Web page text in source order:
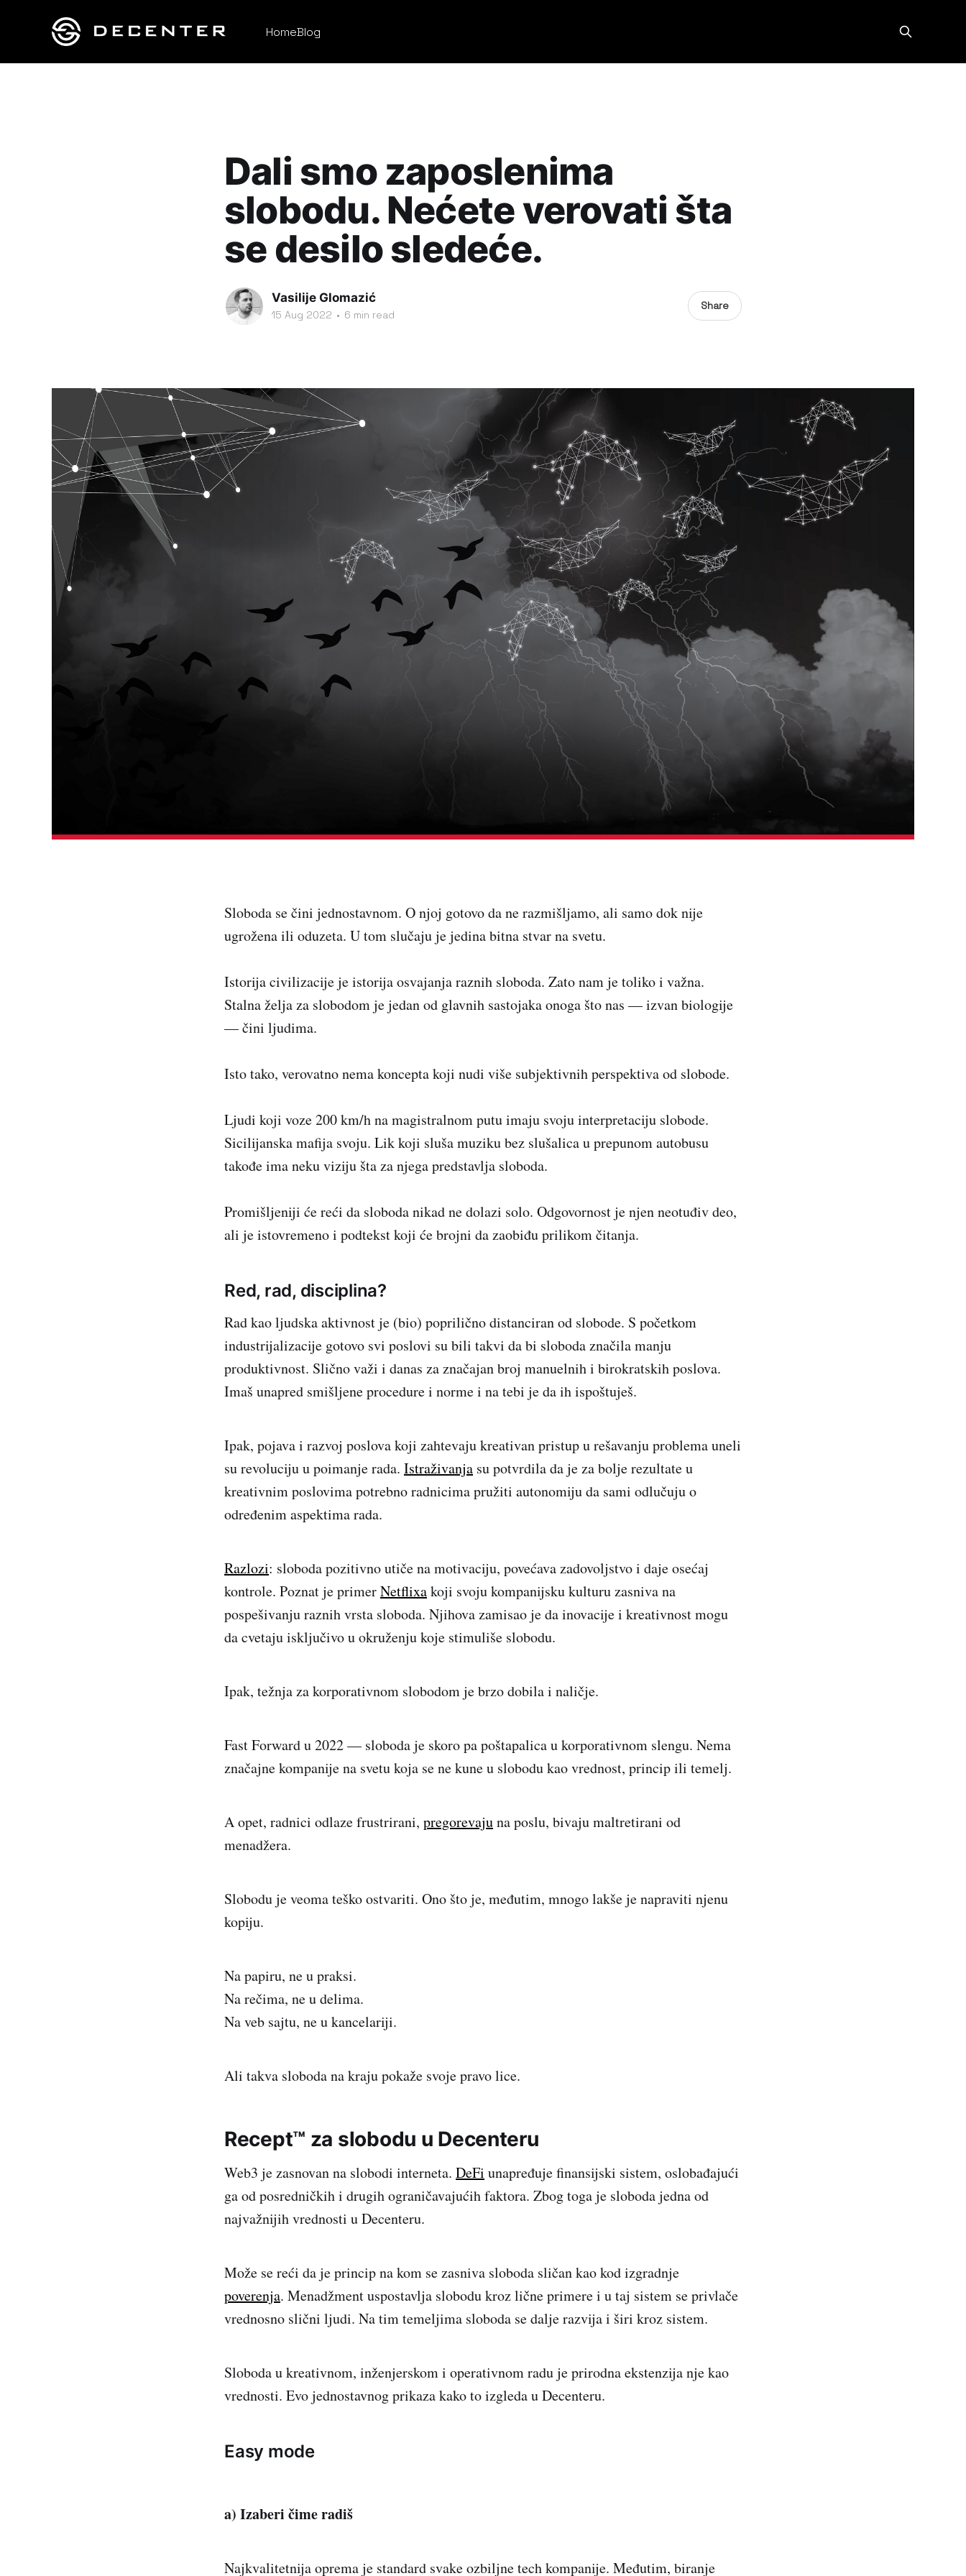
HomeBlog
Dali smo zaposlenima
slobodu. Nećete verovati šta
se desilo sledeće.
Vasilije Glomazić
15 Aug 2022 • 6 min read
Share
Sloboda se čini jednostavnom. O njoj gotovo da ne razmišljamo, ali samo dok nije
ugrožena ili oduzeta. U tom slučaju je jedina bitna stvar na svetu.
Istorija civilizacije je istorija osvajanja raznih sloboda. Zato nam je toliko i važna.
Stalna želja za slobodom je jedan od glavnih sastojaka onoga što nas — izvan biologije
— čini ljudima.
Isto tako, verovatno nema koncepta koji nudi više subjektivnih perspektiva od slobode.
Ljudi koji voze 200 km/h na magistralnom putu imaju svoju interpretaciju slobode.
Sicilijanska mafija svoju. Lik koji sluša muziku bez slušalica u prepunom autobusu
takođe ima neku viziju šta za njega predstavlja sloboda.
Promišljeniji će reći da sloboda nikad ne dolazi solo. Odgovornost je njen neotuđiv deo,
ali je istovremeno i podtekst koji će brojni da zaobiđu prilikom čitanja.
Red, rad, disciplina?
Rad kao ljudska aktivnost je (bio) poprilično distanciran od slobode. S početkom
industrijalizacije gotovo svi poslovi su bili takvi da bi sloboda značila manju
produktivnost. Slično važi i danas za značajan broj manuelnih i birokratskih poslova.
Imaš unapred smišljene procedure i norme i na tebi je da ih ispoštuješ.
Ipak, pojava i razvoj poslova koji zahtevaju kreativan pristup u rešavanju problema uneli
su revoluciju u poimanje rada. Istraživanja su potvrdila da je za bolje rezultate u
kreativnim poslovima potrebno radnicima pružiti autonomiju da sami odlučuju o
određenim aspektima rada.
Razlozi: sloboda pozitivno utiče na motivaciju, povećava zadovoljstvo i daje osećaj
kontrole. Poznat je primerNetflixakoji svoju kompanijsku kulturu zasniva na
pospešivanju raznih vrsta sloboda. Njihova zamisao je da inovacije i kreativnost mogu
da cvetaju isključivo u okruženju koje stimuliše slobodu.
Ipak, težnja za korporativnom slobodom je brzo dobila i naličje.
Fast Forward u 2022 — sloboda je skoro pa poštapalica u korporativnom slengu. Nema
značajne kompanije na svetu koja se ne kune u slobodu kao vrednost, princip ili temelj.
A opet, radnici odlaze frustrirani, pregorevajuna poslu, bivaju maltretirani od
menadžera.
Slobodu je veoma teško ostvariti. Ono što je, međutim, mnogo lakše je napraviti njenu
kopiju.
Na papiru, ne u praksi.
Na rečima, ne u delima.
Na veb sajtu, ne u kancelariji.
Ali takva sloboda na kraju pokaže svoje pravo lice.
Recept™ za slobodu u Decenteru
Web3 je zasnovan na slobodi interneta. DeFi unapređuje finansijski sistem, oslobađajući
ga od posredničkih i drugih ograničavajućih faktora. Zbog toga je sloboda jedna od
najvažnijih vrednosti u Decenteru.
Može se reći da je princip na kom se zasniva sloboda sličan kao kod izgradnje
poverenja. Menadžment uspostavlja slobodu kroz lične primere i u taj sistem se privlače
vrednosno slični ljudi. Na tim temeljima sloboda se dalje razvija i širi kroz sistem.
Sloboda u kreativnom, inženjerskom i operativnom radu je prirodna ekstenzija nje kao
vrednosti. Evo jednostavnog prikaza kako to izgleda u Decenteru.
Easy mode
a) Izaberi čime radiš
Najkvalitetnija oprema je standard svake ozbiljne tech kompanije. Međutim, biranje